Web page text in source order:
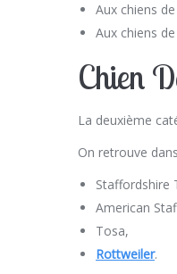
Aux chiens
Aux chiens
Chien
La deuxième
On retrouve
Staffordshire
American
Tosa,
Rottweiler.